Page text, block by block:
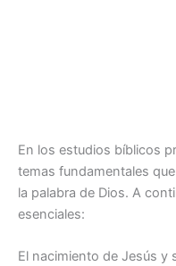
En los estudios bíblicos
temas fundamentales
la palabra de Dios. A
esenciales:
El nacimiento de Jesús y